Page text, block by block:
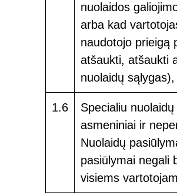
nuolaidos
arba kad
naudotojo prieigą
atšaukti, atšaukti
nuolaidų
1.6
Specialiu
asmeniniai ir
Nuolaidų
pasiūlymai negali
visiems